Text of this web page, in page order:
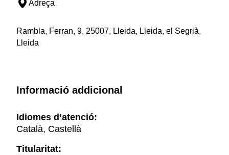
Adreça
Rambla, Ferran, 9, 25007, Lleida, Lleida, el Segrià,
Lleida
Informació addicional
Idiomes d’atenció:
Català, Castellà
Titularitat: